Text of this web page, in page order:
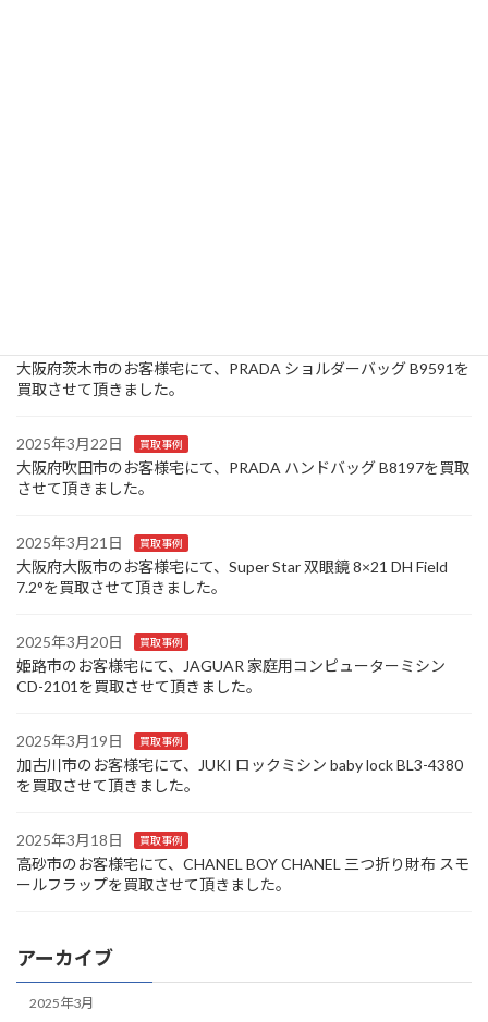
大阪府茨木市のお客様宅にて、PRADA ショルダーバッグ B9591を
買取させて頂きました。
2025年3月22日 買取事例
大阪府吹田市のお客様宅にて、PRADA ハンドバッグ B8197を買取
させて頂きました。
2025年3月21日 買取事例
大阪府大阪市のお客様宅にて、Super Star 双眼鏡 8×21 DH Field
7.2°を買取させて頂きました。
2025年3月20日 買取事例
姫路市のお客様宅にて、JAGUAR 家庭用コンピューターミシン
CD-2101を買取させて頂きました。
2025年3月19日 買取事例
加古川市のお客様宅にて、JUKI ロックミシン baby lock BL3-4380
を買取させて頂きました。
2025年3月18日 買取事例
高砂市のお客様宅にて、CHANEL BOY CHANEL 三つ折り財布 スモ
ールフラップを買取させて頂きました。
アーカイブ
2025年3月